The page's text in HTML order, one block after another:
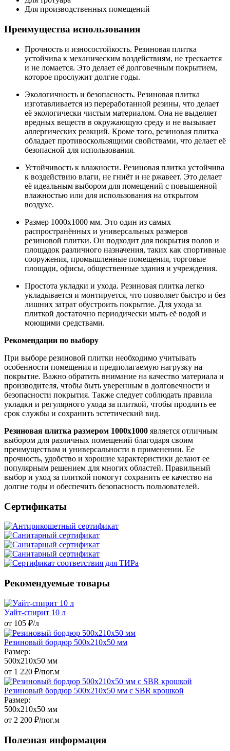
Для производственных помещений
Преимущества использования
Прочность и износостойкость. Резиновая плитка
устойчива к механическим воздействиям, не трескается
и не ломается. Это делает её долговечным покрытием,
которое прослужит долгие годы.
Экологичность и безопасность. Резиновая плитка
изготавливается из переработанной резины, что делает
её экологически чистым материалом. Она не выделяет
вредных веществ в окружающую среду и не вызывает
аллергических реакций. Кроме того, резиновая плитка
обладает противоскользящими свойствами, что делает её
безопасной для использования.
Устойчивость к влажности. Резиновая плитка устойчива
к воздействию влаги, не гниёт и не ржавеет. Это делает
её идеальным выбором для помещений с повышенной
влажностью или для использования на открытом
воздухе.
Размер 1000x1000 мм. Это один из самых
распространённых и универсальных размеров
резиновой плитки. Он подходит для покрытия полов и
площадок различного назначения, таких как спортивные
сооружения, промышленные помещения, торговые
площади, офисы, общественные здания и учреждения.
Простота укладки и ухода. Резиновая плитка легко
укладывается и монтируется, что позволяет быстро и без
лишних затрат обустроить покрытие. Для ухода за
плиткой достаточно периодически мыть её водой и
моющими средствами.
Рекомендации по выбору
При выборе резиновой плитки необходимо учитывать
особенности помещения и предполагаемую нагрузку на
покрытие. Важно обратить внимание на качество материала и
производителя, чтобы быть уверенным в долговечности и
безопасности покрытия. Также следует соблюдать правила
укладки и регулярного ухода за плиткой, чтобы продлить ее
срок службы и сохранить эстетический вид.
Резиновая плитка размером 1000x1000 является отличным
выбором для различных помещений благодаря своим
преимуществам и универсальности в применении. Ее
прочность, удобство и хорошие характеристики делают ее
популярным решением для многих областей. Правильный
выбор и уход за плиткой помогут сохранить ее качество на
долгие годы и обеспечить безопасность пользователей.
Сертификаты
Рекомендуемые товары
Уайт-спирит 10 л
от 105 ₽/л
Резиновый бордюр 500х210x50 мм
Размер:
500x210x50 мм
от 1 220 ₽/пог.м
Резиновый бордюр 500х210x50 мм c SBR крошкой
Размер:
500x210x50 мм
от 2 200 ₽/пог.м
Полезная информация